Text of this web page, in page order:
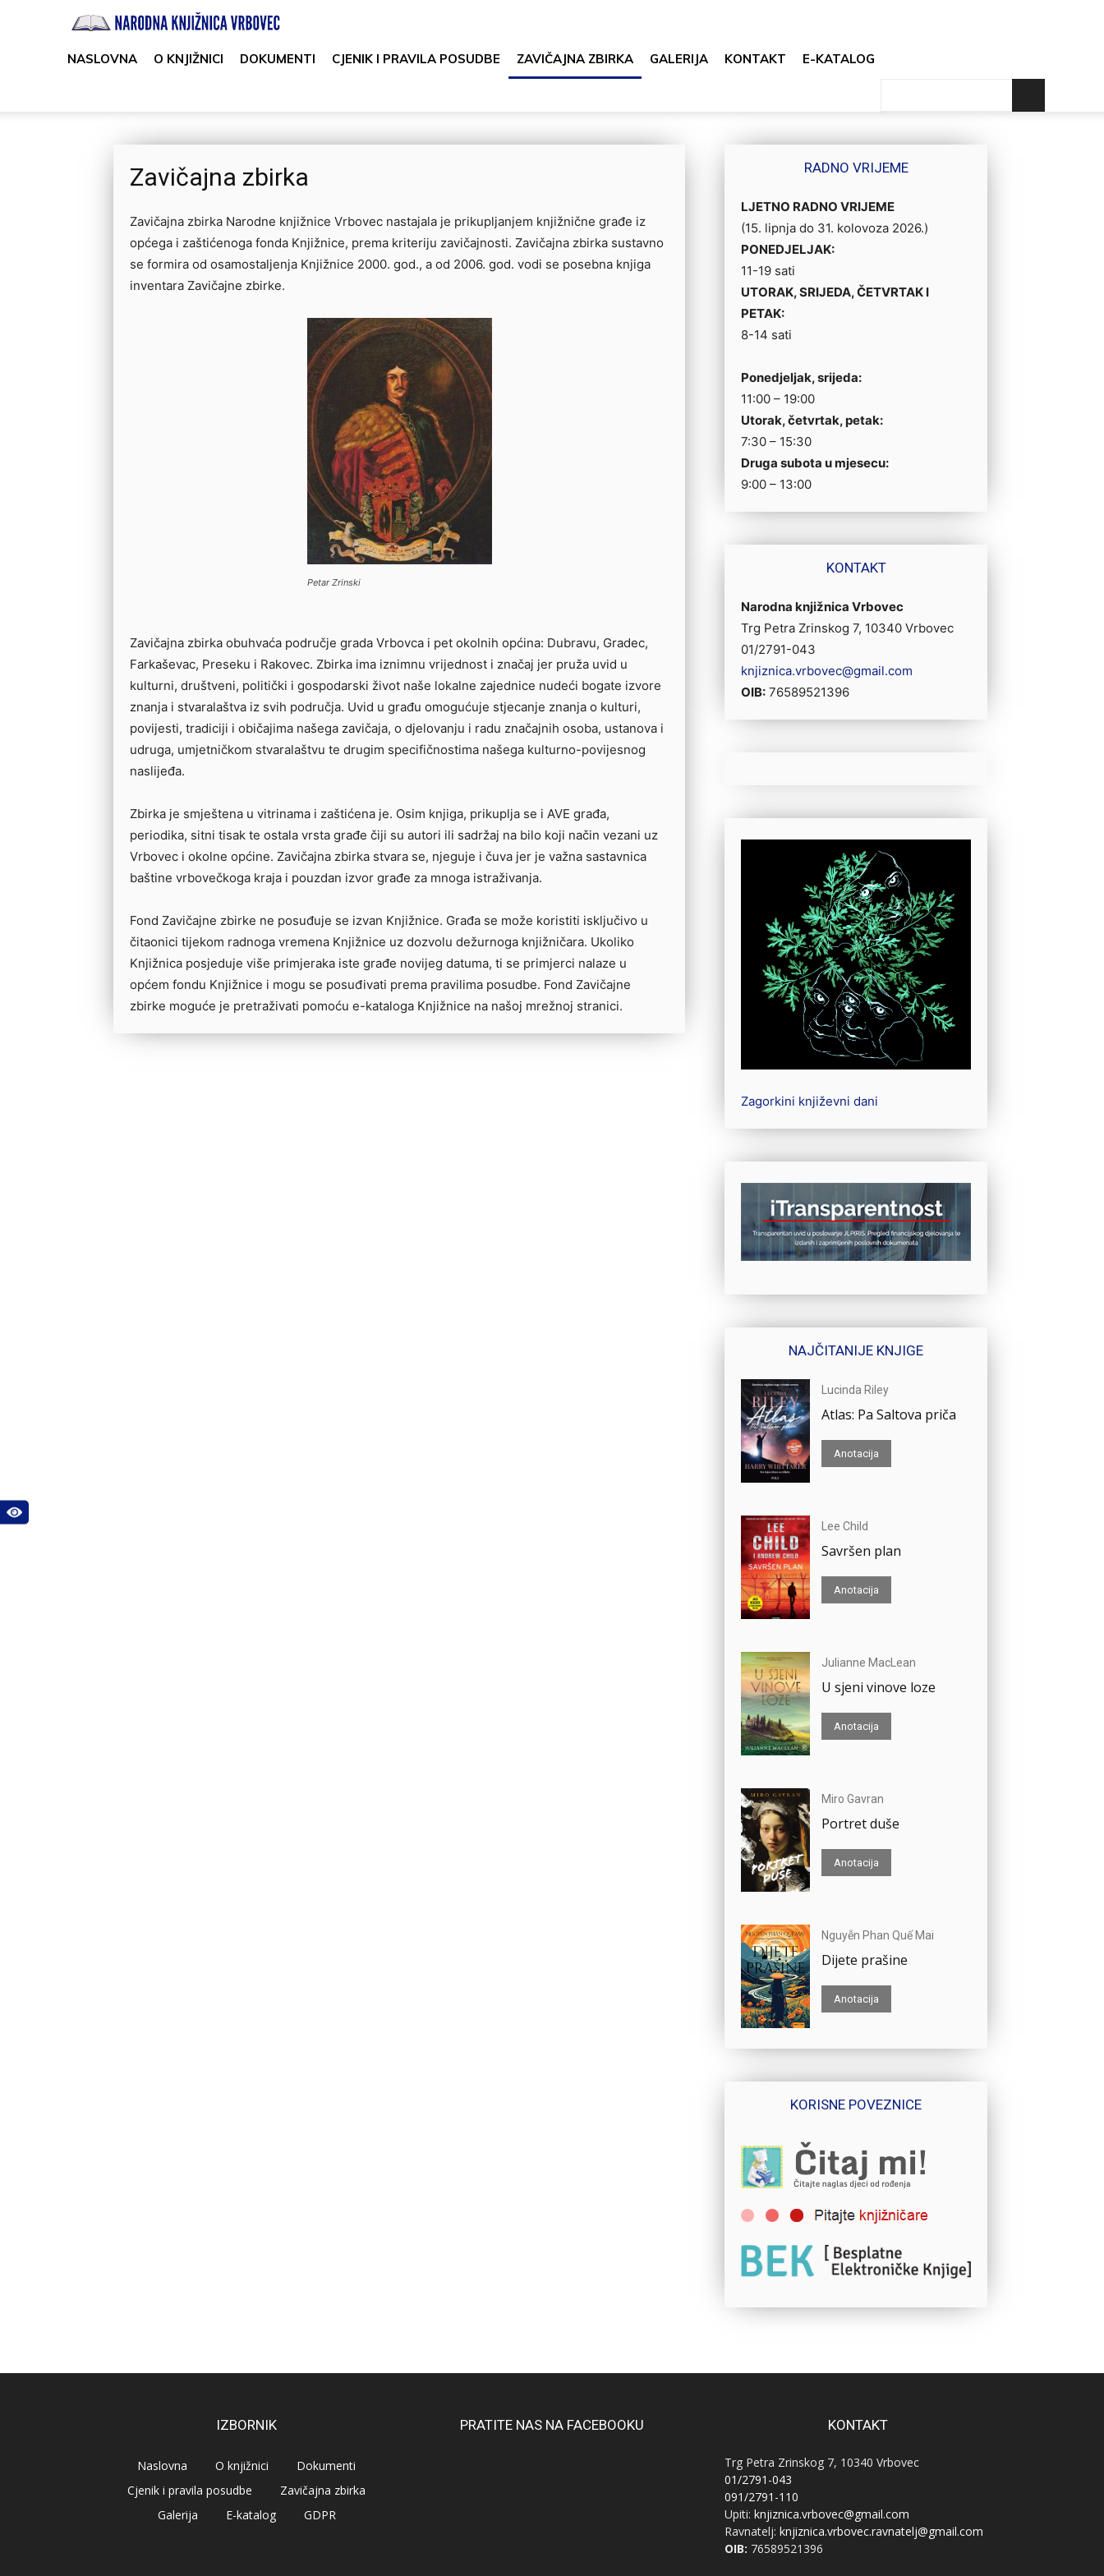
knjižnica
NASLOVNA O KNJIŽNICI DOKUMENTI CJENIK I PRAVILA POSUDBE ZAVIČAJNA ZBIRKA GALERIJA KONTAKT E-KATALOG
Zavičajna zbirka
Zavičajna zbirka Narodne knjižnice Vrbovec nastajala je prikupljanjem knjižnične građe iz
općega i zaštićenoga fonda Knjižnice, prema kriteriju zavičajnosti. Zavičajna zbirka sustavno
se formira od osamostaljenja Knjižnice 2000. god., a od 2006. god. vodi se posebna knjiga
inventara Zavičajne zbirke.
Petar Zrinski
Zavičajna zbirka obuhvaća područje grada Vrbovca i pet okolnih općina: Dubravu, Gradec,
Farkaševac, Preseku i Rakovec. Zbirka ima iznimnu vrijednost i značaj jer pruža uvid u
kulturni, društveni, politički i gospodarski život naše lokalne zajednice nudeći bogate izvore
znanja i stvaralaštva iz svih područja. Uvid u građu omogućuje stjecanje znanja o kulturi,
povijesti, tradiciji i običajima našega zavičaja, o djelovanju i radu značajnih osoba, ustanova i
udruga, umjetničkom stvaralaštvu te drugim specifičnostima našega kulturno-povijesnog
naslijeđa.
Zbirka je smještena u vitrinama i zaštićena je. Osim knjiga, prikuplja se i AVE građa,
periodika, sitni tisak te ostala vrsta građe čiji su autori ili sadržaj na bilo koji način vezani uz
Vrbovec i okolne općine. Zavičajna zbirka stvara se, njeguje i čuva jer je važna sastavnica
baštine vrbovečkoga kraja i pouzdan izvor građe za mnoga istraživanja.
Fond Zavičajne zbirke ne posuđuje se izvan Knjižnice. Građa se može koristiti isključivo u
čitaonici tijekom radnoga vremena Knjižnice uz dozvolu dežurnoga knjižničara. Ukoliko
Knjižnica posjeduje više primjeraka iste građe novijeg datuma, ti se primjerci nalaze u
općem fondu Knjižnice i mogu se posuđivati prema pravilima posudbe. Fond Zavičajne
zbirke moguće je pretraživati pomoću e-kataloga Knjižnice na našoj mrežnoj stranici.
RADNO VRIJEME
LJETNO RADNO VRIJEME
(15. lipnja do 31. kolovoza 2026.)
PONEDJELJAK:
11-19 sati
UTORAK, SRIJEDA, ČETVRTAK I
PETAK:
8-14 sati
Ponedjeljak, srijeda:
11:00 – 19:00
Utorak, četvrtak, petak:
7:30 – 15:30
Druga subota u mjesecu:
9:00 – 13:00
KONTAKT
Narodna knjižnica Vrbovec
Trg Petra Zrinskog 7, 10340 Vrbovec
01/2791-043
knjiznica.vrbovec@gmail.com
OIB: 76589521396
Zagorkini književni dani
NAJČITANIJE KNJIGE
Lucinda Riley
Atlas: Pa Saltova priča
Anotacija
Lee Child
Savršen plan
Anotacija
Julianne MacLean
U sjeni vinove loze
Anotacija
Miro Gavran
Portret duše
Anotacija
Nguyễn Phan Quế Mai
Dijete prašine
Anotacija
KORISNE POVEZNICE
IZBORNIK
Naslovna O knjižnici
Dokumenti
Cjenik i pravila posudbe
Zavičajna zbirka
Galerija
E-katalog GDPR
PRATITE NAS NA FACEBOOKU KONTAKT
Trg Petra Zrinskog 7, 10340 Vrbovec
01/2791-043
091/2791-110
Upiti: knjiznica.vrbovec@gmail.com
Ravnatelj: knjiznica.vrbovec.ravnatelj@gmail.com
OIB: 76589521396